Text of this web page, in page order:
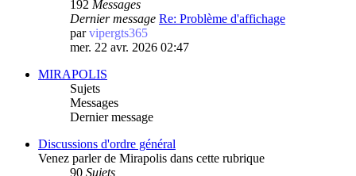
192 Messages
Dernier message Re: Problème d'affichage
parvipergts365
mer. 22 avr. 2026 02:47
MIRAPOLIS
Sujets
Messages
Dernier message
Discussions d'ordre général
Venez parler de Mirapolis dans cette rubrique
90 Sujets